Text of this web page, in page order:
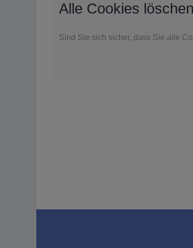
Alle Cookies löschen
Sind Sie sich sicher, dass Sie alle